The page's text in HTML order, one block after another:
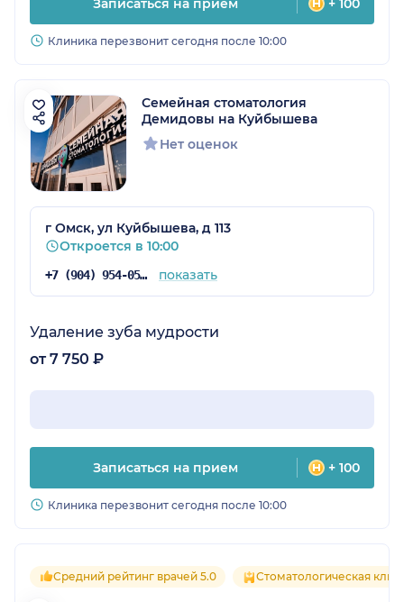
Записаться на прием + 100
Клиника перезвонит сегодня после 10:00
Семейная стоматология
Демидовы на Куйбышева
Нет оценок
г Омск, ул Куйбышева, д 113
Откроется в 10:00
+7 (904) 954-05-49 показать
Удаление зуба мудрости
от 7 750 ₽
Записаться на прием + 100
Клиника перезвонит сегодня после 10:00
Средний рейтинг врачей 5.0 Стоматологическая